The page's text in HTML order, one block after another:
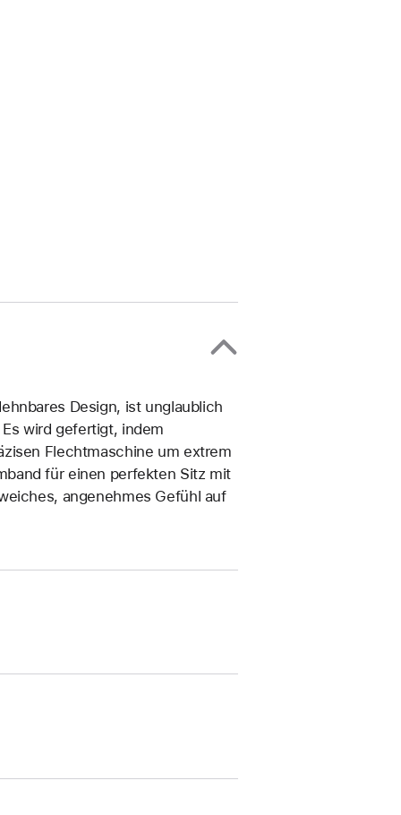
Design, ist unglaublich
wird gefertigt, indem
Flecht­maschine um extrem
für einen perfekten Sitz mit
angenehmes Gefühl auf